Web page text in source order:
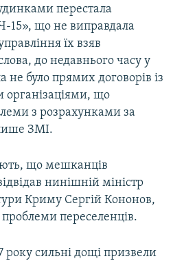
перестала
15», що не виправдала
їх взяв
до недавнього часу у
не було прямих договорів із
організаціями, що
з розрахунками за
ЗМІ.
що мешканців
нинішній міністр
Криму Сергій Кононов,
переселенців.
року сильні дощі призвели